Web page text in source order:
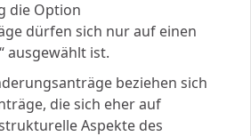
die Option
dürfen sich nur auf einen
ausgewählt ist.
beziehen sich
die sich eher auf
Aspekte des